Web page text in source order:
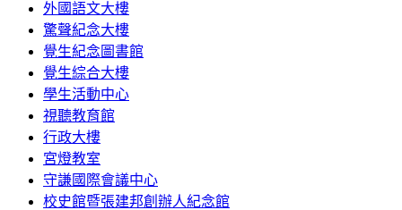
外國語文大樓
驚聲紀念大樓
覺生紀念圖書館
覺生綜合大樓
學生活動中心
視聽教育館
行政大樓
宮燈教室
守謙國際會議中心
校史館暨張建邦創辦人紀念館